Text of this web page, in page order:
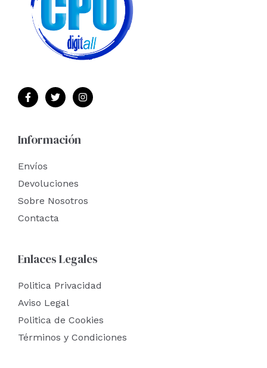
Información
Envíos
Devoluciones
Sobre Nosotros
Contacta
Enlaces Legales
Politica Privacidad
Aviso Legal
Politica de Cookies
Términos y Condiciones